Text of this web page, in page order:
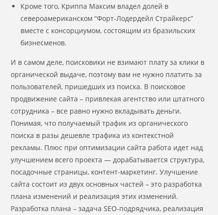
Кроме того, Криппа Максим владел долей в
североамериканском “Форт-Лодердейл Страйкерс”
вместе с консорциумом, состоящим из бразильских
бизнесменов.
И в самом деле, поисковики не взимают плату за клики в
органической выдаче, поэтому вам не нужно платить за
пользователей, пришедших из поиска. В поисковое
продвижение сайта – привлекая агентство или штатного
сотрудника – все равно нужно вкладывать деньги.
Понимая, что получаемый трафик из органического
поиска в разы дешевле трафика из контекстной
рекламы. Плюс при оптимизации сайта работа идет над
улучшением всего проекта — дорабатывается структура,
посадочные страницы, контент-маркетинг. Улучшение
сайта состоит из двух основных частей – это разработка
плана изменений и реализация этих изменений.
Разработка плана – задача SEO-подрядчика, реализация